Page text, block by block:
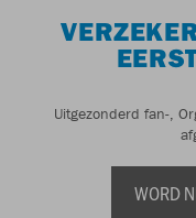
Uitgezonderd fan-,
WORD